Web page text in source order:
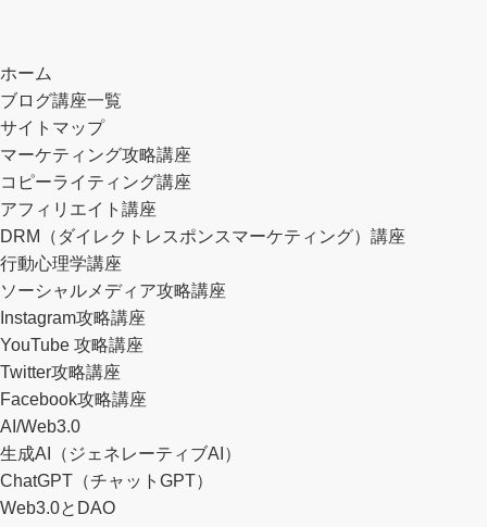
目的をスムーズに達成させる人
と、できない人の違い。
「０ベース」の初心者が情報発信
ビジネスで「文章を書けば書くだ
け稼ぐ」秘訣。
結局全て自分の「意思」と「継
続」って話。
信用できるアフィリエイターや情
報発信メディアを見極める方法。
トレードで破綻せず「成功」する
為に、まず何よりも先に学ぶべき
事は「何」か。
ホーム
ブログ講座一覧
サイトマップ
マーケティング攻略講座
コピーライティング講座
アフィリエイト講座
DRM（ダイレクトレスポンスマーケティング）講座
行動心理学講座
ソーシャルメディア攻略講座
Instagram攻略講座
YouTube 攻略講座
Twitter攻略講座
Facebook攻略講座
AI/Web3.0
生成AI（ジェネレーティブAI）
ChatGPT（チャットGPT）
Web3.0とDAO